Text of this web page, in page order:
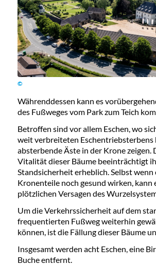
©
Währenddessen kann es
des Fußweges vom Park zum Teich
Betroffen sind vor allem Eschen, wo
weit verbreiteten Eschentriebsterbens
absterbende Äste in der Krone zeigen.
Vitalität dieser Bäume beeinträchtigt
Standsicherheit erheblich. Selbst wenn
Kronenteile noch gesund wirken, kann
plötzlichen Versagen des
Um die Verkehrssicherheit auf dem
frequentierten Fußweg weiterhin
können, ist die Fällung dieser Bäume
Insgesamt werden acht Eschen, eine
Buche entfernt.